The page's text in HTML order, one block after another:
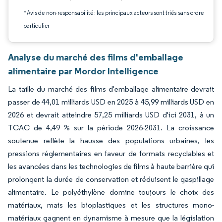
*Avis de non-responsabilité : les principaux acteurs sont triés sans ordre
particulier
Analyse du marché des films d'emballage
alimentaire par Mordor Intelligence
La taille du marché des films d'emballage alimentaire devrait
passer de 44,01 milliards USD en 2025 à 45,99 milliards USD en
2026 et devrait atteindre 57,25 milliards USD d'ici 2031, à un
TCAC de 4,49 % sur la période 2026-2031. La croissance
soutenue reflète la hausse des populations urbaines, les
pressions réglementaires en faveur de formats recyclables et
les avancées dans les technologies de films à haute barrière qui
prolongent la durée de conservation et réduisent le gaspillage
alimentaire. Le polyéthylène domine toujours le choix des
matériaux, mais les bioplastiques et les structures mono-
matériaux gagnent en dynamisme à mesure que la législation